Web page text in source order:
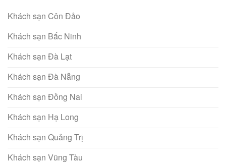
Khách sạn Côn Đảo
Khách sạn Bắc Ninh
Khách sạn Đà Lạt
Khách sạn Đà Nẵng
Khách sạn Đồng Nai
Khách sạn Hạ Long
Khách sạn Quảng Trị
Khách sạn Vũng Tàu